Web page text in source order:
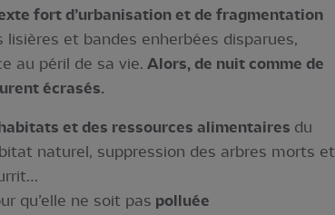
fort d’urbanisation et de fragmentation
lisières et bandes enherbées disparues,
au péril de sa vie. Alors, de nuit comme de
écrasés.
et des ressources alimentaires du
naturel, suppression des arbres morts et
qu’elle ne soit pas polluée